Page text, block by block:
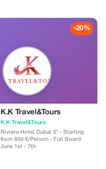
-20%
K.K Travel&Tours
K.K Travel&Tours
Riviera Hotel Dubai 5* - Starting
from 600 €/Person - Full Board
June 1st - 7th